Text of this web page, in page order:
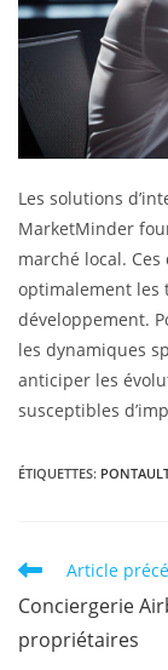
Les solutions
MarketMinder
marché local.
optimalement les
développement.
les dynamiques
anticiper les
susceptibles
ÉTIQUETTES:
Article
Conciergerie
propriétaires